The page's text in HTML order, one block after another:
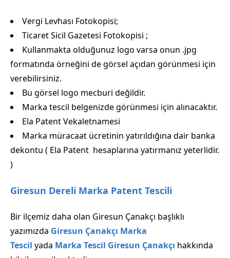
Vergi Levhası Fotokopisi;
Ticaret Sicil Gazetesi Fotokopisi ;
Kullanmakta olduğunuz logo varsa onun .jpg
formatında örneğini de görsel açıdan görünmesi için
verebilirsiniz.
Bu görsel logo mecburi değildir.
Marka tescil belgenizde görünmesi için alınacaktır.
Ela Patent Vekaletnamesi
Marka müracaat ücretinin yatırıldığına dair banka
dekontu ( Ela Patent hesaplarına yatırmanız yeterlidir.
)
Giresun Dereli Marka Patent Tescili
Bir ilçemiz daha olan Giresun Çanakçı başlıklı
yazımızda Giresun Çanakçı Marka
Tescil yada Marka Tescil Giresun Çanakçı hakkında